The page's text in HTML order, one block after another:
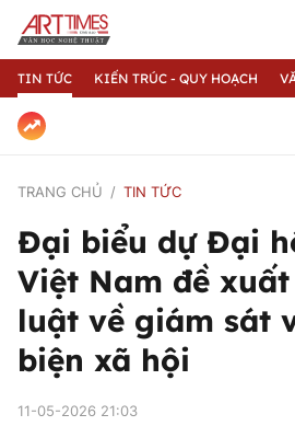
TIN TỨC KIẾN TRÚC - QUY HOẠCH
TRANG CHỦ TIN TỨC
Đại biểu dự Đại
Việt Nam đề
luật về giám sát
biện xã hội
11-05-2026 21:03